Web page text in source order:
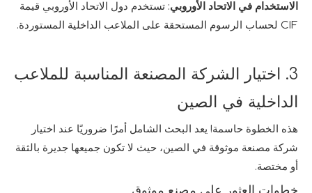
الاستخدام في الاتحاد الأوروبي: تستخدم دول الاتحاد الأوروبي قيمة
CIF لحساب الرسوم المستحقة على الملاعب الداخلية المستوردة.
3. اختيار الشركة المصنعة المناسبة للملاعب
الداخلية في الصين
هذه الخطوة حاسمة! يعد البحث الشامل أمرًا ضروريًا عند اختيار
شركة مصنعة موثوقة في الصين، حيث لا تكون جميعها جديرة بالثقة
أو مختصة.